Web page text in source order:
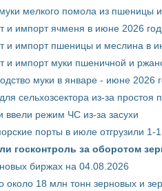
мелкого помола из пшеницы
и импорт ячменя в июне 2026
и импорт пшеницы и меслина в
и импорт муки пшеничной и
муки в январе - июне 2026
сельхозсектора из-за простоя
ввели режим ЧС из-за засухи
порты в июле отгрузили
госконтроль за оборотом
биржах на 04.08.2026
около 18 млн тонн зерновых и